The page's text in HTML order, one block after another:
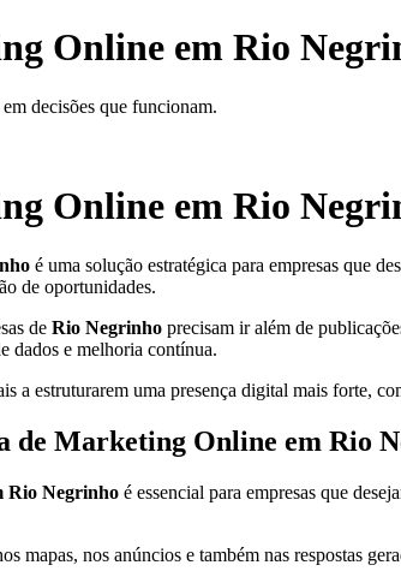
Online em Rio
decisões que funcionam.
Online em Rio
é uma solução estratégica para empresas que
de oportunidades.
de Rio Negrinho precisam ir além de
dados e melhoria contínua.
a estruturarem uma presença digital mais forte,
de Marketing Online em Rio
Rio Negrinho é essencial para empresas que
mapas, nos anúncios e também nas respostas